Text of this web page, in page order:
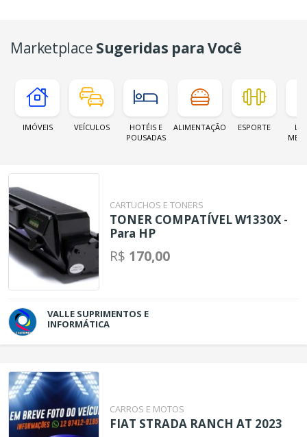
Marketplace Sugeridas para Você
IMÓVEIS VEÍCULOS
HOTÉIS E
POUSADAS
ALIMENTAÇÃO ESPORTE
CARTUCHOS E TONERS
TONER COMPATÍVEL W1330X -
Para HP
R$ 170,00
VALLE SUPRIMENTOS E
INFORMÁTICA
CARROS E MOTOS
FIAT STRADA RANCH AT 2023